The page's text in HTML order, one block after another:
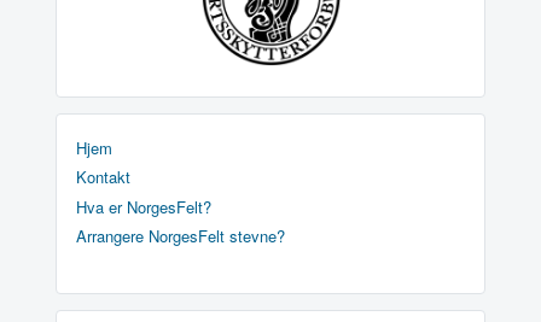
Hjem
Kontakt
Hva er NorgesFelt?
Arrangere NorgesFelt stevne?